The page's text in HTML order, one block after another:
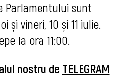
Parlamentului sunt
vineri, 10 și 11 iulie.
la ora 11:00.
nostru de TELEGRAM